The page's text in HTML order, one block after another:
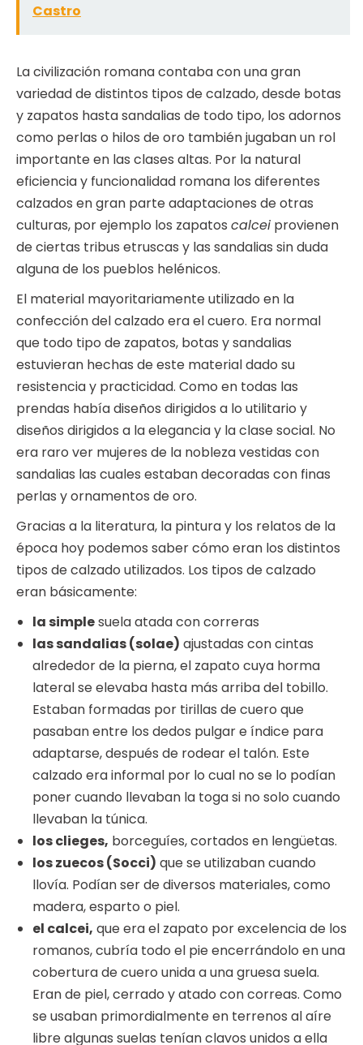
Castro
La civilización romana contaba con una gran
variedad de distintos tipos de calzado, desde botas
y zapatos hasta sandalias de todo tipo, los adornos
como perlas o hilos de oro también jugaban un rol
importante en las clases altas. Por la natural
eficiencia y funcionalidad romana los diferentes
calzados en gran parte adaptaciones de otras
culturas, por ejemplo los zapatos calcei provienen
de ciertas tribus etruscas y las sandalias sin duda
alguna de los pueblos helénicos.
El material mayoritariamente utilizado en la
confección del calzado era el cuero. Era normal
que todo tipo de zapatos, botas y sandalias
estuvieran hechas de este material dado su
resistencia y practicidad. Como en todas las
prendas había diseños dirigidos a lo utilitario y
diseños dirigidos a la elegancia y la clase social. No
era raro ver mujeres de la nobleza vestidas con
sandalias las cuales estaban decoradas con finas
perlas y ornamentos de oro.
Gracias a la literatura, la pintura y los relatos de la
época hoy podemos saber cómo eran los distintos
tipos de calzado utilizados. Los tipos de calzado
eran básicamente:
la simplesuela atada con correras
las sandalias (solae) ajustadas con cintas
alrededor de la pierna, el zapato cuya horma
lateral se elevaba hasta más arriba del tobillo.
Estaban formadas por tirillas de cuero que
pasaban entre los dedos pulgar e índice para
adaptarse, después de rodear el talón. Este
calzado era informal por lo cual no se lo podían
poner cuando llevaban la toga si no solo cuando
llevaban la túnica.
los clieges, borceguíes, cortados en lengüetas.
los zuecos (Socci) que se utilizaban cuando
llovía. Podían ser de diversos materiales, como
madera, esparto o piel.
el calcei, que era el zapato por excelencia de los
romanos, cubría todo el pie encerrándolo en una
cobertura de cuero unida a una gruesa suela.
Eran de piel, cerrado y atado con correas. Como
se usaban primordialmente en terrenos al aíre
libre algunas suelas tenían clavos unidos a ella